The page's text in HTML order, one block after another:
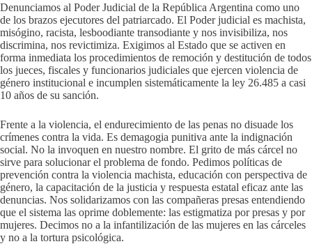
Denunciamos al Poder Judicial de la República Argentina como uno
de los brazos ejecutores del patriarcado. El Poder judicial es machista,
misógino, racista, lesboodiante transodiante y nos invisibiliza, nos
discrimina, nos revictimiza. Exigimos al Estado que se activen en
forma inmediata los procedimientos de remoción y destitución de todos
los jueces, fiscales y funcionarios judiciales que ejercen violencia de
género institucional e incumplen sistemáticamente la ley 26.485 a casi
10 años de su sanción.
Frente a la violencia, el endurecimiento de las penas no disuade los
crímenes contra la vida. Es demagogia punitiva ante la indignación
social. No la invoquen en nuestro nombre. El grito de más cárcel no
sirve para solucionar el problema de fondo. Pedimos políticas de
prevención contra la violencia machista, educación con perspectiva de
género, la capacitación de la justicia y respuesta estatal eficaz ante las
denuncias. Nos solidarizamos con las compañeras presas entendiendo
que el sistema las oprime doblemente: las estigmatiza por presas y por
mujeres. Decimos no a la infantilización de las mujeres en las cárceles
y no a la tortura psicológica.